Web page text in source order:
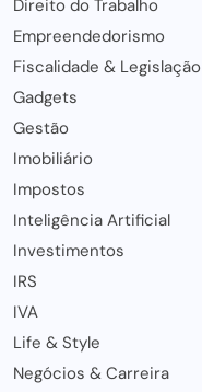
Direito do Trabalho
Empreendedorismo
Fiscalidade & Legislação
Gadgets
Gestão
Imobiliário
Impostos
Inteligência Artificial
Investimentos
IRS
IVA
Life & Style
Negócios & Carreira